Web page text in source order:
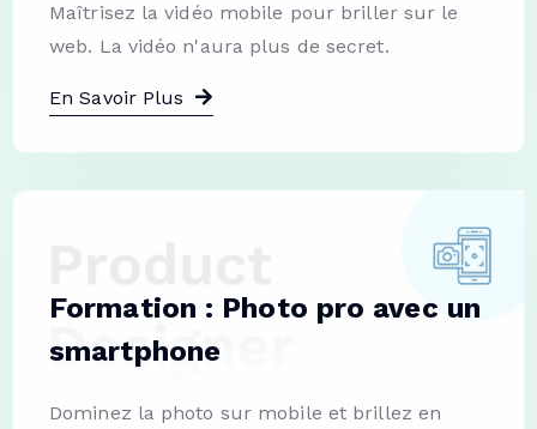
Maîtrisez la vidéo mobile pour briller sur le
web. La vidéo n'aura plus de secret.
En Savoir Plus
Formation : Photo pro avec un
smartphone
Dominez la photo sur mobile et brillez en